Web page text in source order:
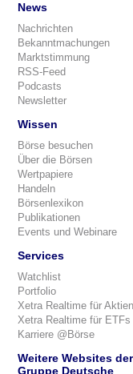
News
Nachrichten
Bekanntmachungen
Marktstimmung
RSS-Feed
Podcasts
Newsletter
Wissen
Börse besuchen
Über die Börsen
Wertpapiere
Handeln
Börsenlexikon
Publikationen
Events und Webinare
Services
Watchlist
Portfolio
Xetra Realtime für Aktien
Xetra Realtime für ETFs
Karriere @Börse
Weitere Websites der
Gruppe Deutsche